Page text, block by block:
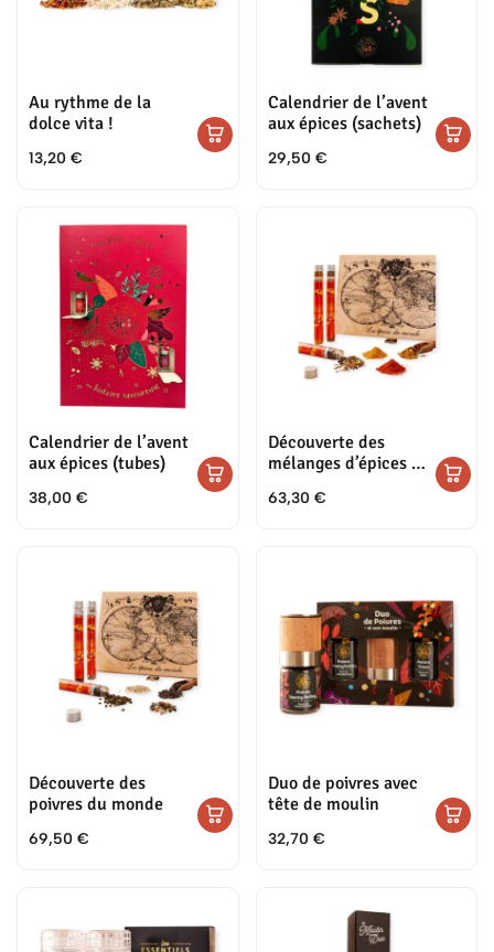
Au rythme de la
dolce vita !
13,20 €
Calendrier de l’avent
aux épices (sachets)
29,50 €
Calendrier de l’avent
aux épices (tubes)
38,00 €
Découverte des
mélanges d’épices du
63,30 €
Découverte des
poivres du monde
69,50 €
Duo de poivres avec
tête de moulin
32,70 €